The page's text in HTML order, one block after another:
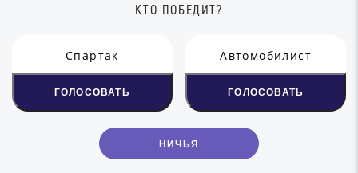
КТО ПОБЕДИТ?
Спартак
ГОЛОСОВАТЬ
НИЧЬЯ
Автомобилист
ГОЛОСОВАТЬ